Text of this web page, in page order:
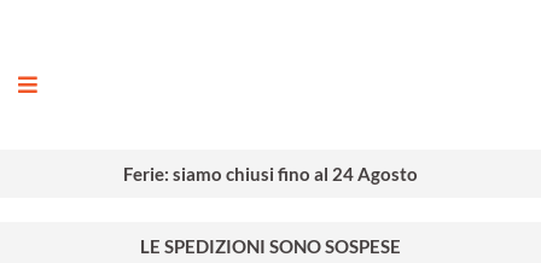
Ferie: siamo chiusi fino al 24 Agosto
LE SPEDIZIONI SONO SOSPESE